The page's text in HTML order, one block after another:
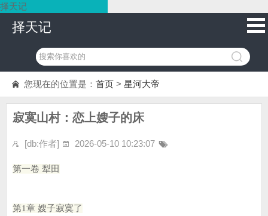
择天记
择天记
您现在的位置是： 首页 > 星河大帝
寂寞山村：恋上嫂子的床
[db:作者] 2026-05-10 10:23:07
第一卷 犁田
第1章 嫂子寂寞了